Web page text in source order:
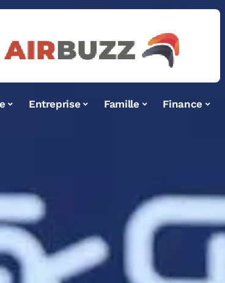
Entreprise Famille Finance